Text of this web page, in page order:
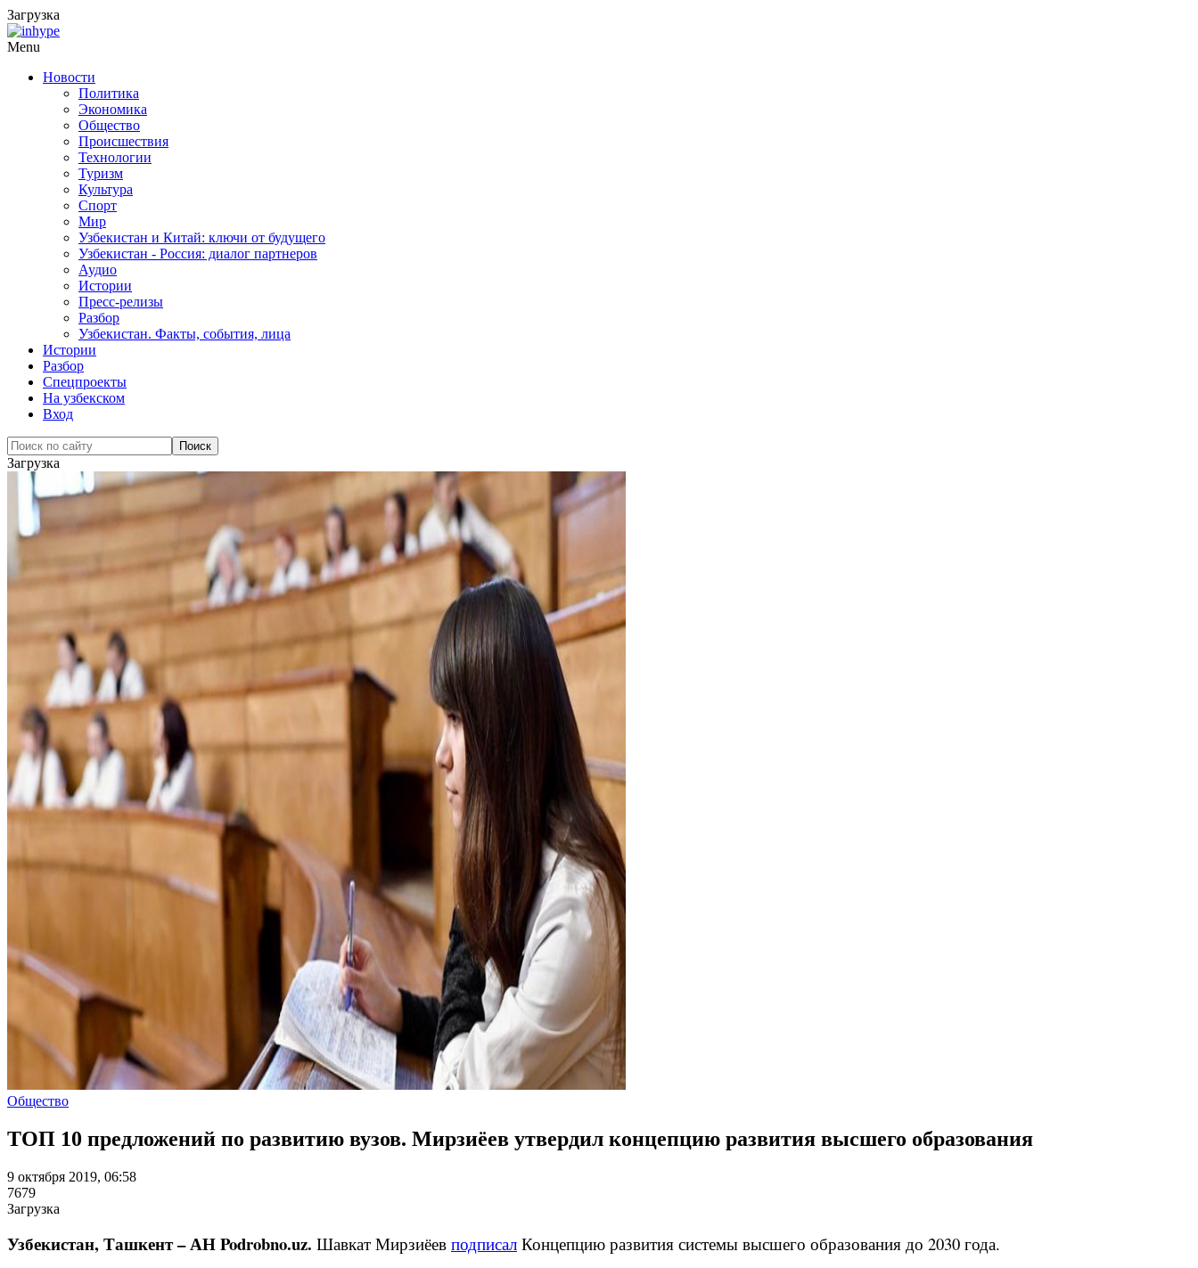
Загрузка
Menu
Новости
Политика
Экономика
Общество
Происшествия
Технологии
Туризм
Культура
Спорт
Мир
Узбекистан и Китай: ключи от будущего
Узбекистан - Россия: диалог партнеров
Аудио
Истории
Пресс-релизы
Разбор
Узбекистан. Факты, события, лица
Истории
Разбор
Спецпроекты
На узбекском
Вход
Загрузка
Общество
ТОП 10 предложений по развитию вузов. Мирзиёев утвердил концепцию развития высшего образования
9 октября 2019, 06:58
7679
Загрузка
Узбекистан, Ташкент – АН Podrobno.uz. Шавкат Мирзиёев подписал Концепцию развития системы высшего образования до 2030 года.